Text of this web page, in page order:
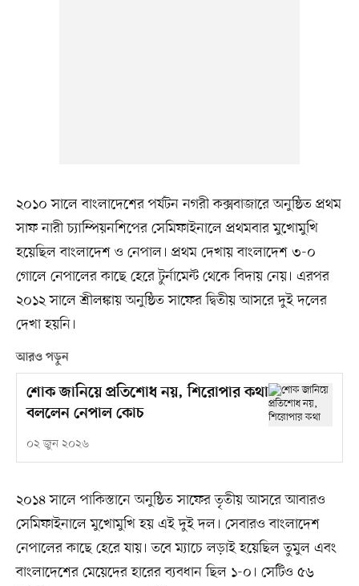
২০১০ সালে বাংলাদেশের পর্যটন নগরী কক্সবাজারে অনুষ্ঠিত প্রথম
সাফ নারী চ্যাম্পিয়নশিপের সেমিফাইনালে প্রথমবার মুখোমুখি
হয়েছিল বাংলাদেশ ও নেপাল। প্রথম দেখায় বাংলাদেশ ৩-০
গোলে নেপালের কাছে হেরে টুর্নামেন্ট থেকে বিদায় নেয়। এরপর
২০১২ সালে শ্রীলঙ্কায় অনুষ্ঠিত সাফের দ্বিতীয় আসরে দুই দলের
দেখা হয়নি।
আরও পড়ুন
শোক জানিয়ে প্রতিশোধ নয়, শিরোপার কথা
বললেন নেপাল কোচ
০২ জুন ২০২৬
২০১৪ সালে পাকিস্তানে অনুষ্ঠিত সাফের তৃতীয় আসরে আবারও
সেমিফাইনালে মুখোমুখি হয় এই দুই দল। সেবারও বাংলাদেশ
নেপালের কাছে হেরে যায়। তবে ম্যাচে লড়াই হয়েছিল তুমুল এবং
বাংলাদেশের মেয়েদের হারের ব্যবধান ছিল ১-০। সেটিও ৫৬